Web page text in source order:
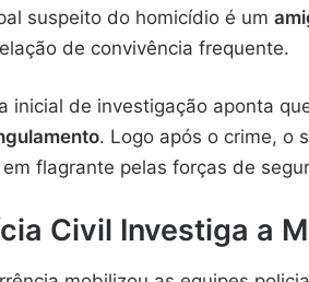
suspeito do homicídio é um
de convivência frequente.
inicial de investigação aponta
. Logo após o crime, o
em flagrante pelas forças de
Civil Investiga a